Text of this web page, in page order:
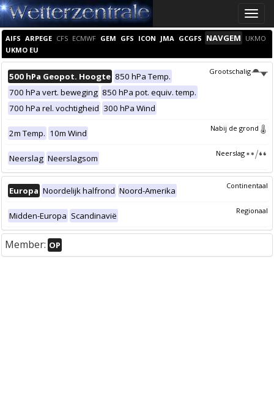
Toggle
AIFS ARPEGE CFS ECMWF GEM GFS ICON JMA GCGFS NAVGEM UKMO
UKMO EU
Grootschalig
500 hPa Geopot. Hoogte 850 hPa Temp.
700 hPa vert. beweging 850 hPa pot. equiv. temp.
700 hPa rel. vochtigheid 300 hPa Wind
Nabij de grond
2m Temp. 10m Wind
Neerslag
Neerslag Neerslagsom
Continentaal
Europa Noordelijk halfrond Noord-Amerika
Regionaal
Midden-Europa Scandinavië
Member: OP